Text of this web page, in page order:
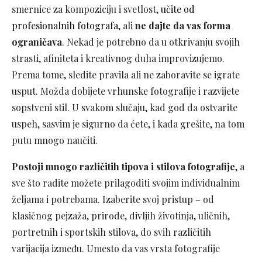
smernice za kompoziciju i svetlost,učite od
profesionalnih fotografa, aline dajte da vas forma
ograničava. Nekad je potrebno da u otkrivanju svojih
strasti, afiniteta i kreativnog duha improvizujemo.
Prema tome, sledite pravila ali ne zaboravite se igrate
usput. Možda dobijete vrhunske fotografije i razvijete
sopstveni stil. U svakom slučaju, kad god da ostvarite
uspeh, sasvim je sigurno da ćete, i kada grešite, na tom
putu mnogo naučiti.
Postoji mnogo različitih tipova i stilova fotografije, a
sve što radite možete prilagoditi svojim individualnim
željama i potrebama. Izaberite svoj pristup – od
klasičnog pejzaža, prirode, divljih životinja, uličnih,
portretnih i sportskih stilova, do svih različitih
varijacija između. Umesto da vas vrsta fotografije